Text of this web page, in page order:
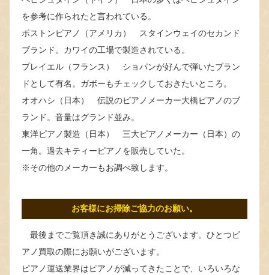
を参考に作られたと言われている。
ボストンピアノ（アメリカ） スタインウェイのセカンド
ブランド。カワイの工場で製造されている。
プレイエル（フランス） ショパンが好んで弾いたブラン
ドとして有名。ガボーもチェックしておきたいところ。
オオハシ（日本） 伝説のピアノメーカー大橋ピアノのブ
ランド。音量はグランド並み。
東洋ピアノ製造（日本） 三大ピアノメーカー（日本）の
一角。過去キティーピアノを販売していた。
※その他のメーカーもお調べ致します。
お客様にお掃除ご協力のお願い。
最後までご覧頂き誠にありがとうございます。ひとつピ
アノ買取の際にお願いがございます。
ピアノ運送業界はピアノが減ってきたことで、いろいろな